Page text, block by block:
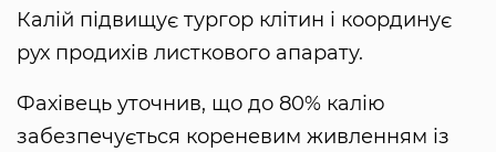
Калій підвищує тургор клітин і координує
рух продихів листкового апарату.
Фахівець уточнив, що до 80% калію
забезпечується кореневим живленням із